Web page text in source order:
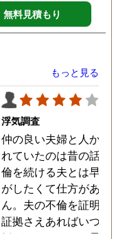
無料見積もり
もっと見る
浮気調査
仲の良い夫婦と人から言
れていたのは昔の話で、
倫を続ける夫とは早く離
がしたくて仕方がありま
ん。夫の不倫を証明でき
証拠さえあればいつでも